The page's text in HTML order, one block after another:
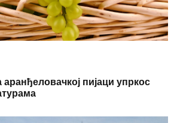
аранђеловачкој пијаци упркос